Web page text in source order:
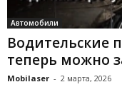
Автомобили
Водительские
теперь можно
Mobilaser - 2 марта, 2026